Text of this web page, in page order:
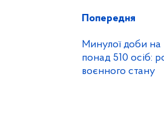
Попередня
Минулої доби на
понад 510 осіб:
воєнного стану